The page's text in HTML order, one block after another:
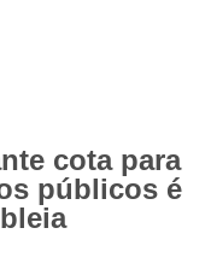
cota para
públicos é